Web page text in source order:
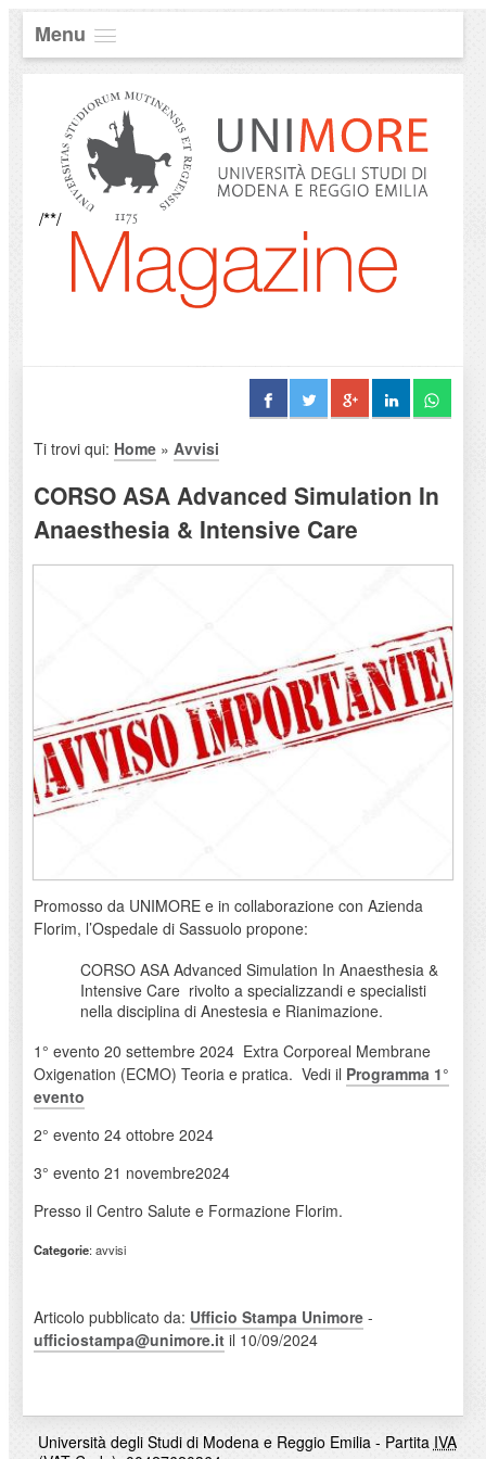
Menu
/**/
Ti trovi qui: Home» Avvisi
CORSO ASA Advanced Simulation In
Anaesthesia & Intensive Care
Promosso da UNIMORE e in collaborazione con Azienda
Florim, l’Ospedale di Sassuolo propone:
CORSO ASA Advanced Simulation In Anaesthesia &
Intensive Care rivolto a specializzandi e specialisti
nella disciplina di Anestesia e Rianimazione.
1° evento 20 settembre 2024 Extra Corporeal Membrane
Oxigenation (ECMO) Teoria e pratica. Vedi il Programma 1°
evento
2° evento 24 ottobre 2024
3° evento 21 novembre2024
Presso il Centro Salute e Formazione Florim.
Categorie: avvisi
Articolo pubblicato da: Ufficio Stampa Unimore-
ufficiostampa@unimore.itil 10/09/2024
Università degli Studi di Modena e Reggio Emilia - Partita IVA